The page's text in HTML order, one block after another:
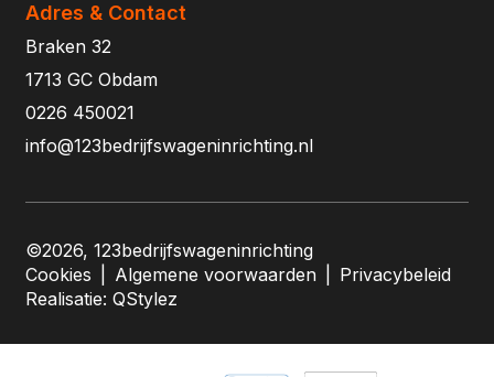
Adres & Contact
Braken 32
1713 GC Obdam
0226 450021
info@123bedrijfswageninrichting.nl
©2026, 123bedrijfswageninrichting
Cookies
Algemene voorwaarden
Privacybeleid
Realisatie: QStylez